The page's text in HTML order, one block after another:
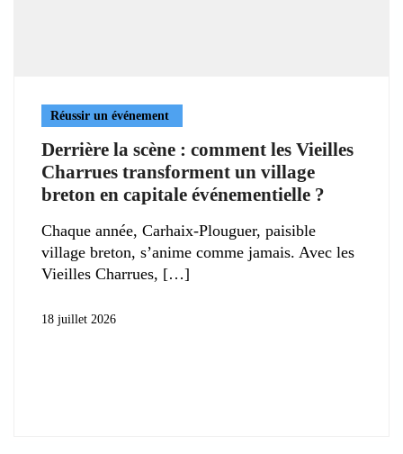
Réussir un événement
Derrière la scène : comment les Vieilles
Charrues transforment un village
breton en capitale événementielle ?
Chaque année, Carhaix-Plouguer, paisible
village breton, s’anime comme jamais. Avec les
Vieilles Charrues,
18 juillet 2026